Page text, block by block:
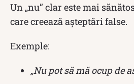
Un „nu” clar este mai
care creează așteptări false.
Exemple:
„Nu pot să mă ocup de